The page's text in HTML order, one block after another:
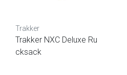
Trakker
Trakker NXC Deluxe Ru
cksack